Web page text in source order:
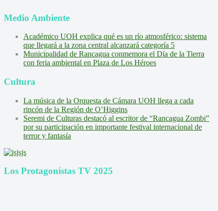
Medio Ambiente
Académico UOH explica qué es un río atmosférico: sistema
que llegará a la zona central alcanzará categoría 5
Municipalidad de Rancagua conmemora el Día de la Tierra
con feria ambiental en Plaza de Los Héroes
Cultura
La música de la Orquesta de Cámara UOH llega a cada
rincón de la Región de O’Higgins
Seremi de Culturas destacó al escritor de “Rancagua Zombi”
por su participación en importante festival internacional de
terror y fantasía
Los Protagonistas TV 2025